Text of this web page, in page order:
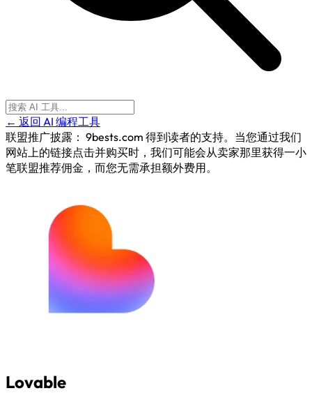
← 返回 AI 编程工具
联盟推广披露： 9bests.com 得到读者的支持。当您通过我们
网站上的链接点击并购买时，我们可能会从卖家那里获得一小
笔联盟推荐佣金，而您无需承担额外费用。
Lovable